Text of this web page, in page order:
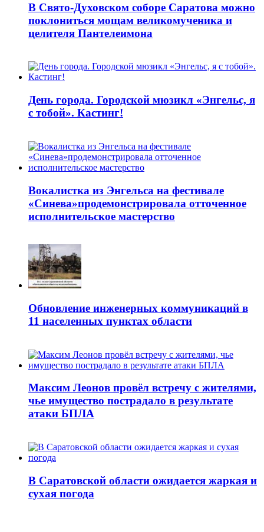
В Свято-Духовском соборе Саратова можно
поклониться мощам великомученика и
целителя Пантелеимона
День города. Городской мюзикл «Энгельс, я
с тобой». Кастинг!
Вокалистка из Энгельса на фестивале
«Синева»продемонстрировала отточенное
исполнительское мастерство
Обновление инженерных коммуникаций в
11 населенных пунктах области
Максим Леонов провёл встречу с жителями,
чье имущество пострадало в результате
атаки БПЛА
В Саратовской области ожидается жаркая и
сухая погода